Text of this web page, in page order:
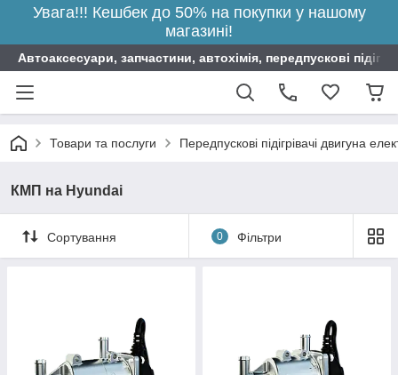
Увага!!! Кешбек до 50% на покупки у нашому
магазині!
Автоаксесуари, запчастини, автохімія, передпускові
Товари та послуги Передпускові підігрівачі двигуна
КМП на Hyundai
Сортування 0 Фільтри